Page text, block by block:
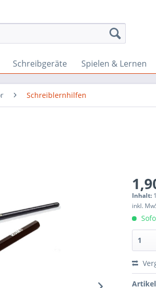
Schreibgeräte Spielen & Lernen
Schreiblernhilfen
Inhalt:
inkl.